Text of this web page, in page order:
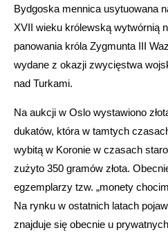
Bydgoska mennica usytuowana
XVII wieku królewską wytwórnią
panowania króla Zygmunta III
wydane z okazji zwycięstwa
nad Turkami.
Na aukcji w Oslo wystawiono
dukatów, która w tamtych
wybitą w Koronie w czasach
zużyto 350 gramów złota.
egzemplarzy tzw. „monety
Na rynku w ostatnich latach
znajduje się obecnie u